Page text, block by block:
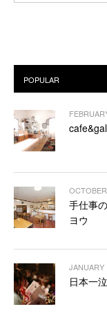
手仕事
ヨウ
JANUARY
日本一